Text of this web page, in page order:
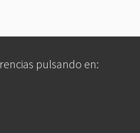
pulsando en: